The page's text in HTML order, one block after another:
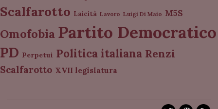
Scalfarotto Laicità Lavoro Luigi Di Maio M5S
Omofobia Partito Democratico
PD Perpetui Politica italiana Renzi
Scalfarotto XVII legislatura